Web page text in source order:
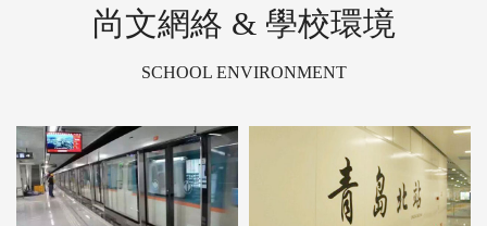
尚文網絡 & 學校環境
SCHOOL ENVIRONMENT